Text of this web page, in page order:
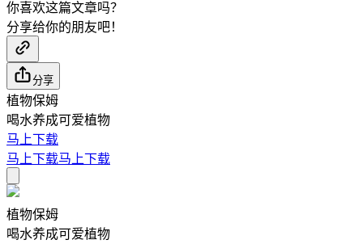
你喜欢这篇文章吗？
分享给你的朋友吧！
分享
植物保姆
喝水养成可爱植物
马上下载
马上下载马上下载
植物保姆
喝水养成可爱植物